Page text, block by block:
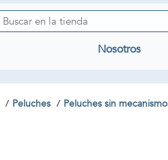
Nosotros
Peluches Peluches sin mecanismo